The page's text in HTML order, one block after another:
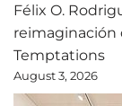
Félix O.
reimaginación
Temptations
August 3, 2026